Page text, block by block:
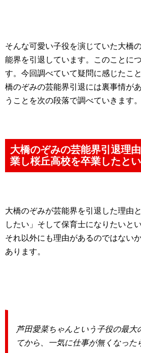
そんな可愛い子役を演じていた大橋
能界を引退しています。このことに
す。今回調べていて疑問に感じたこ
橋のぞみの芸能界引退には裏事情が
うことを次の段落で調べていきます。
大橋のぞみの芸能界引退理
業し桜丘高校を卒業したと
大橋のぞみが芸能界を引退した理由
したい」そして保育士になりたいと
それ以外にも理由があるのではない
あります。
芦田愛菜ちゃんという子役の最大
てから、一気に仕事が無くなった